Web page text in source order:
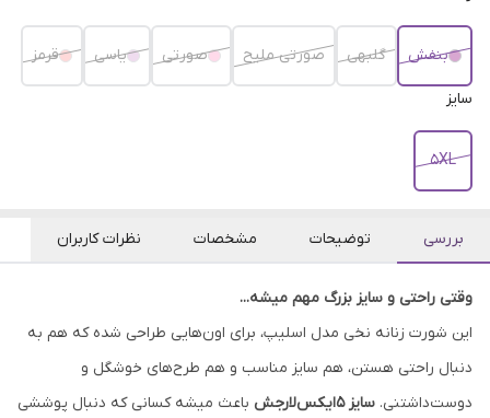
بنفش گلبهی صورتی ملیح صورتی یاسی قرمز
سایز
5XL
بررسی توضیحات مشخصات نظرات کاربران
وقتی راحتی و سایز بزرگ مهم میشه...
این شورت زنانه نخی مدل اسلیپ، برای اون‌هایی طراحی شده که هم به
دنبال راحتی هستن، هم سایز مناسب و هم طرح‌های خوشگل و
دوست‌داشتنی. سایز ۵ایکس‌لارجش
باعث میشه کسانی که دنبال پوششی